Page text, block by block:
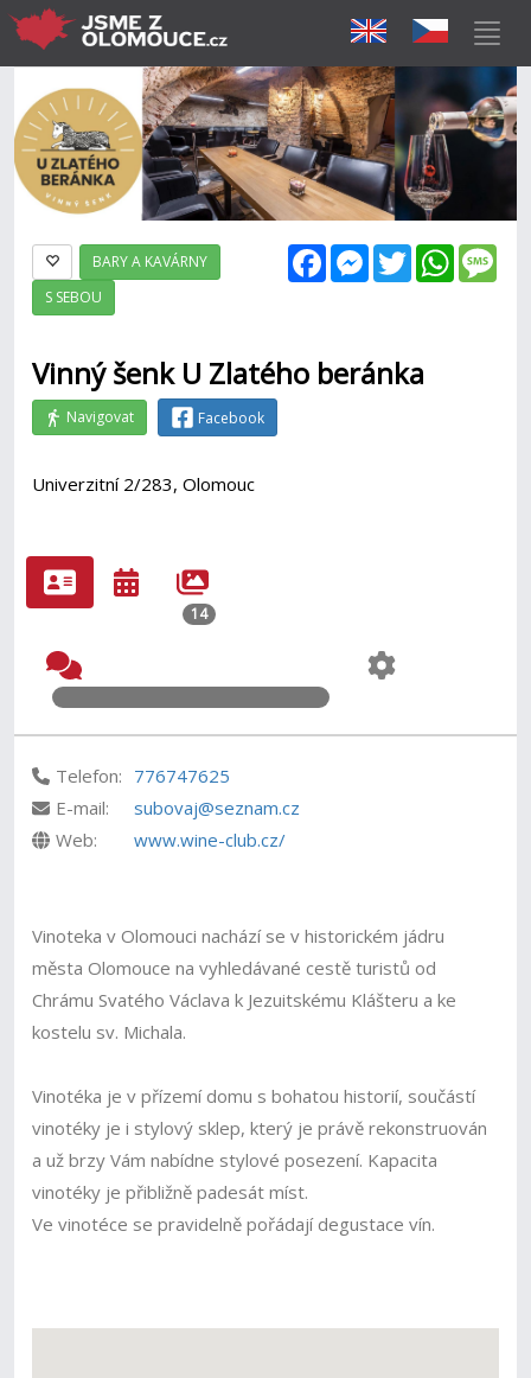
FacebookMessenger
Twitter
BARY A KAVÁRNY
S SEBOU
Vinný šenk U Zlatého beránka
Navigovat Facebook
Univerzitní 2/283, Olomouc
14
Telefon: 776747625
E-mail:
subovaj@seznam.cz
Web:
www.wine-club.cz/
Vinoteka v Olomouci nachází se v historickém jádru
města Olomouce na vyhledávané cestě turistů od
Chrámu Svatého Václava k Jezuitskému Klášteru a ke
kostelu sv. Michala.
Vinotéka je v přízemí domu s bohatou historií, součástí
vinotéky je i stylový sklep, který je právě rekonstruován
a už brzy Vám nabídne stylové posezení. Kapacita
vinotéky je přibližně padesát míst.
Ve vinotéce se pravidelně pořádají degustace vín.